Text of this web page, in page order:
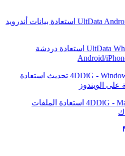
UltData استعادة بيانات أندرويد
UltData استعادة دردشة
4DDiG - تحديث استعادة
على الويندوز
4DDiG - استعادة الملفات